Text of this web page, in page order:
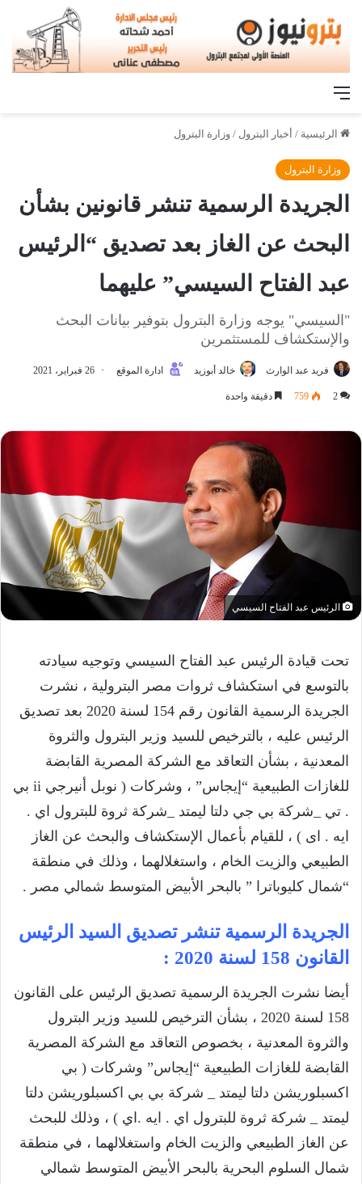
القائمة
الرئيسية / أخبار البترول / وزارة البترول
وزارة البترول
الجريدة الرسمية تنشر قانونين بشأن
البحث عن الغاز بعد تصديق “الرئيس
عبد الفتاح السيسي” عليهما
"السيسي" يوجه وزارة البترول بتوفير بيانات البحث
والإستكشاف للمستثمرين
فريد عبد الوارث خالد أبوزيد ادارة الموقع 26 فبراير، 2021
2
759 دقيقة واحدة
الرئيس عبد الفتاح السيسي
تحت قيادة الرئيس عبد الفتاح السيسي وتوجيه سيادته
بالتوسع في استكشاف ثروات مصر البترولية ، نشرت
الجريدة الرسمية القانون رقم 154 لسنة 2020 بعد تصديق
الرئيس عليه ، بالترخيص للسيد وزير البترول والثروة
المعدنية ، بشأن التعاقد مع الشركة المصرية القابضة
للغازات الطبيعية “إيجاس” ، وشركات ( نوبل أنيرجي ii بي
. تي _شركة بي جي دلتا ليمتد _شركة ثروة للبترول اي .
ايه . اى ) ، للقيام بأعمال الإستكشاف والبحث عن الغاز
الطبيعي والزيت الخام ، واستغلالهما ، وذلك في منطقة
“شمال كليوباترا ” بالبحر الأبيض المتوسط شمالي مصر .
الجريدة الرسمية تنشر تصديق السيد الرئيس
القانون 158 لسنة 2020 :
أيضا نشرت الجريدة الرسمية تصديق الرئيس على القانون
158 لسنة 2020 ، بشأن الترخيص للسيد وزير البترول
والثروة المعدنية ، بخصوص التعاقد مع الشركة المصرية
القابضة للغازات الطبيعية “إيجاس” وشركات ( بي
اكسبلوريشن دلتا ليمتد _ شركة بي بي اكسبلوريشن دلتا
ليمتد _ شركة ثروة للبترول اي . ايه .اي ) ، وذلك للبحث
عن الغاز الطبيعي والزيت الخام واستغلالهما ، في منطقة
شمال السلوم البحرية بالبحر الأبيض المتوسط شمالي